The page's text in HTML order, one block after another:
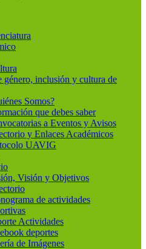
género, inclusión y cultura de
Somos?
que debes saber
a Eventos y Avisos
y Enlaces Académicos
UAVIG
Visión y Objetivos
de actividades
Actividades
deportes
de Imágenes